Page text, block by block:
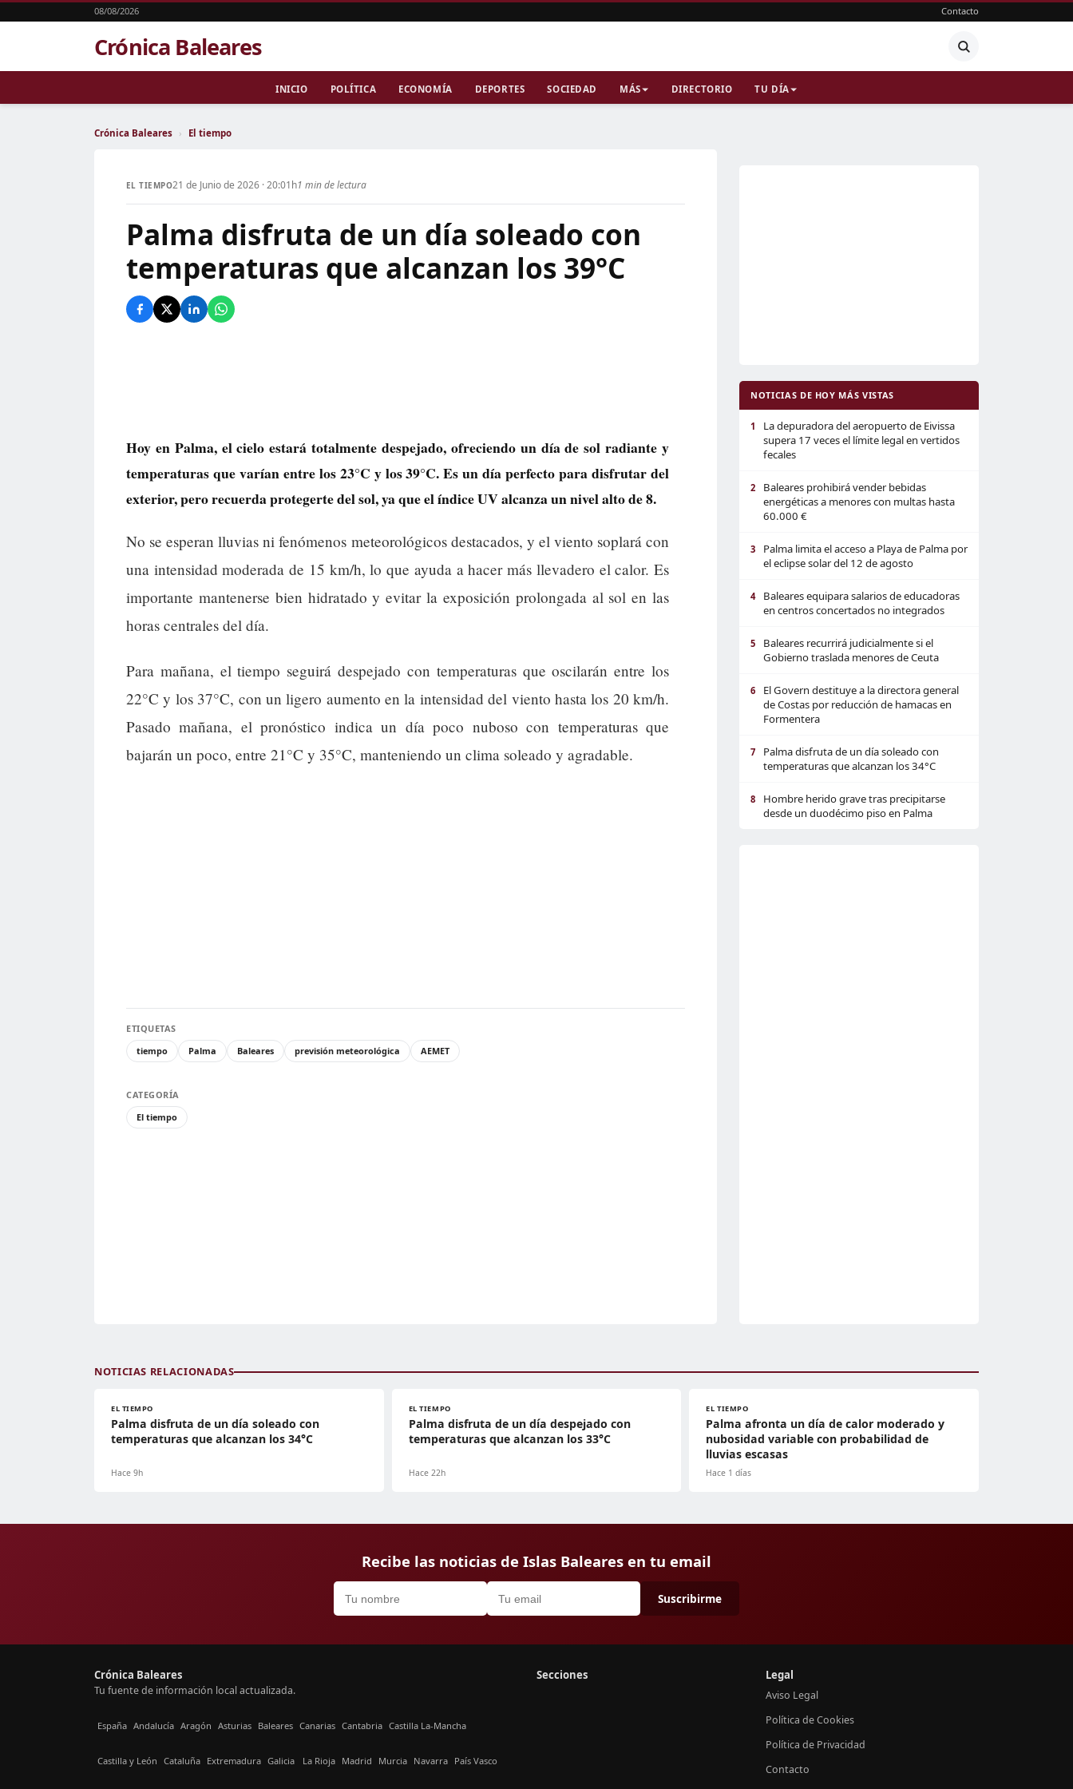
08/08/2026 Contacto
Crónica Baleares
INICIO POLÍTICA ECONOMÍA DEPORTES SOCIEDAD MÁS DIRECTORIO TU DÍA
Crónica Baleares › El tiempo
EL TIEMPO21 de Junio de 2026 · 20:01h1 min de lectura
Palma disfruta de un día soleado con
temperaturas que alcanzan los 39°C
Hoy en Palma, el cielo estará totalmente despejado, ofreciendo un día de sol radiante y
temperaturas que varían entre los 23°C y los 39°C. Es un día perfecto para disfrutar del
exterior, pero recuerda protegerte del sol, ya que el índice UV alcanza un nivel alto de 8.
No se esperan lluvias ni fenómenos meteorológicos destacados, y el viento soplará con
una intensidad moderada de 15 km/h, lo que ayuda a hacer más llevadero el calor. Es
importante mantenerse bien hidratado y evitar la exposición prolongada al sol en las
horas centrales del día.
Para mañana, el tiempo seguirá despejado con temperaturas que oscilarán entre los
22°C y los 37°C, con un ligero aumento en la intensidad del viento hasta los 20 km/h.
Pasado mañana, el pronóstico indica un día poco nuboso con temperaturas que
bajarán un poco, entre 21°C y 35°C, manteniendo un clima soleado y agradable.
ETIQUETAS
tiempo
Palma Baleares previsión meteorológica AEMET
CATEGORÍA
El tiempo
NOTICIAS DE HOY MÁS VISTAS
1
La depuradora del aeropuerto de Eivissa
supera 17 veces el límite legal en vertidos
fecales
2
Baleares prohibirá vender bebidas
energéticas a menores con multas hasta
60.000 €
3
Palma limita el acceso a Playa de Palma por
el eclipse solar del 12 de agosto
4
Baleares equipara salarios de educadoras
en centros concertados no integrados
5
Baleares recurrirá judicialmente si el
Gobierno traslada menores de Ceuta
6
El Govern destituye a la directora general
de Costas por reducción de hamacas en
Formentera
7
Palma disfruta de un día soleado con
temperaturas que alcanzan los 34°C
8
Hombre herido grave tras precipitarse
desde un duodécimo piso en Palma
NOTICIAS RELACIONADAS
EL TIEMPO
Palma disfruta de un día soleado con
temperaturas que alcanzan los 34°C
Hace 9h
EL TIEMPO
Palma disfruta de un día despejado con
temperaturas que alcanzan los 33°C
Hace 22h
EL TIEMPO
Palma afronta un día de calor moderado y
nubosidad variable con probabilidad de
lluvias escasas
Hace 1 días
Recibe las noticias de Islas Baleares en tu email
Suscribirme
Crónica Baleares
Tu fuente de información local actualizada.
España Andalucía Aragón Asturias Baleares Canarias Cantabria Castilla La-Mancha
Castilla y León Cataluña Extremadura Galicia La Rioja Madrid Murcia Navarra País Vasco
Secciones Legal
Aviso Legal
Política de Cookies
Política de Privacidad
Contacto